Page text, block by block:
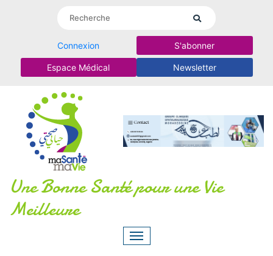
Connexion S'abonner
Espace Médical Newsletter
Une Bonne Santé pour une Vie
Meilleure